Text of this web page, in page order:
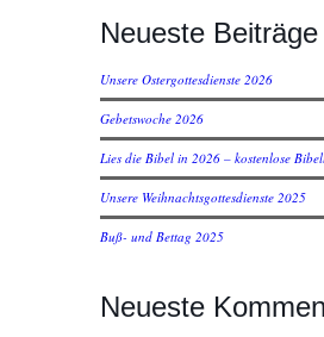
Neueste Beiträge
Unsere Ostergottesdienste 2026
Gebetswoche 2026
Lies die Bibel in 2026 – kostenlose
Unsere Weihnachtsgottesdienste 2025
Buß- und Bettag 2025
Neueste